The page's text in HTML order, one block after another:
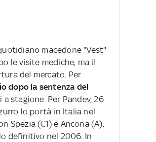
macedone "Vest"
le visite mediche, ma il
del mercato. Per
dopo la sentenza del
stagione. Per Pandev, 26
lo portà in Italia nel
Spezia (C1) e Ancona (A),
definitivo nel 2006. In